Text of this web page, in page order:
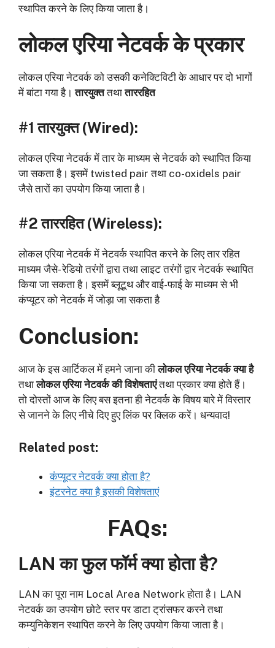
स्थापित करने के लिए किया जाता है।
लोकल एरिया नेटवर्क के प्रकार
लोकल एरिया नेटवर्क को उसकी कनेक्टिविटी के आधार पर दो भागों
में बांटा गया है।तारयुक्ततथाताररहित
#1 तारयुक्त (Wired):
लोकल एरिया नेटवर्क में तार के माध्यम से नेटवर्क को स्थापित किया
जा सकता है। इसमें twisted pair तथा co-oxidels pair
जैसे तारों का उपयोग किया जाता है।
#2 ताररहित (Wireless):
लोकल एरिया नेटवर्क में नेटवर्क स्थापित करने के लिए तार रहित
माध्यम जैसे- रेडियो तरंगों द्वारा तथा लाइट तरंगों द्वार नेटवर्क स्थापित
किया जा सकता है। इसमें ब्लूटूथ और वाई-फाई के माध्यम से भी
कंप्यूटर को नेटवर्क में जोड़ा जा सकता है
Conclusion:
आज के इस आर्टिकल में हमने जाना कीलोकल एरिया नेटवर्क क्या है
तथालोकल एरिया नेटवर्क की विशेषताएंतथा प्रकार क्या होते हैं।
तो दोस्तों आज के लिए बस इतना ही नेटवर्क के विषय बारे में विस्तार
से जानने के लिए नीचे दिए हुए लिंक पर क्लिक करें। धन्यवाद!
Related post:
कंप्यूटर नेटवर्क क्या होता है?
इंटरनेट क्या है इसकी विशेषताएं
FAQs:
LAN का फुल फॉर्म क्या होता है?
LAN का पूरा नाम Local Area Network होता है। LAN
नेटवर्क का उपयोग छोटे स्तर पर डाटा ट्रांसफर करने तथा
कम्युनिकेशन स्थापित करने के लिए उपयोग किया जाता है।